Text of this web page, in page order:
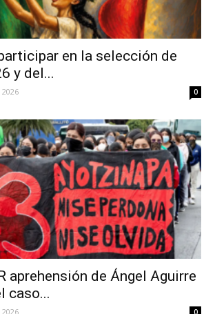
en la selección de
y del...
0
aprehensión de Ángel Aguirre
caso...
0